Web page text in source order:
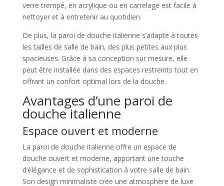
verre trempé, en acrylique ou en carrelage est facile à
nettoyer et à entretenir au quotidien.
De plus, la paroi de douche italienne s’adapte à toutes
les tailles de salle de bain, des plus petites aux plus
spacieuses. Grâce à sa conception sur mesure, elle
peut être installée dans des espaces restreints tout en
offrant un confort optimal lors de la douche.
Avantages d’une paroi de
douche italienne
Espace ouvert et moderne
La paroi de douche italienne offre un espace de
douche ouvert et moderne, apportant une touche
d’élégance et de sophistication à votre salle de bain.
Son design minimaliste crée une atmosphère de luxe